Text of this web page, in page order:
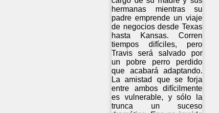
hermanas mientras su
padre emprende un viaje
de negocios desde Texas
hasta Kansas. Corren
tiempos difíciles, pero
Travis será salvado por
un pobre perro perdido
que acabará adaptando.
La amistad que se forja
entre ambos difícilmente
es vulnerable, y sólo la
trunca un suceso